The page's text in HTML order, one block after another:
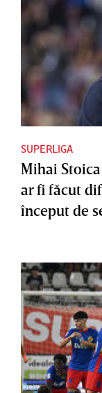
SUPERLIGA
Mihai
ar fi făcut
început de